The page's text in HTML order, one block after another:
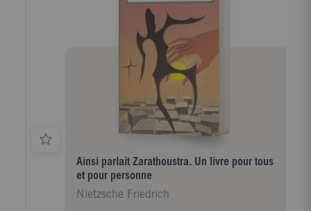
Ainsi parlait Zarathoustra. Un livre pour tous
et pour personne
Nietzsche Friedrich